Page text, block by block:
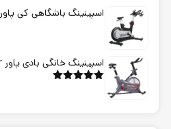
اسپینینگ باشگاهی کی پاور Kpower مدل K8947-1
اسپینینگ خانگی بادی پاور BodyPower